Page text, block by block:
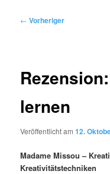
Beitragsnavigation
← Vorheriger
lernen
Veröffentlicht am12.
Madame Missou –
Kreativitätstechniken